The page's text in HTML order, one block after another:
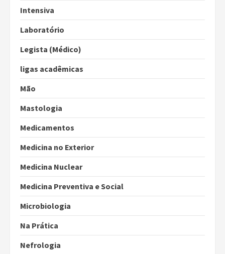
Intensiva
Laboratório
Legista (Médico)
ligas acadêmicas
Mão
Mastologia
Medicamentos
Medicina no Exterior
Medicina Nuclear
Medicina Preventiva e Social
Microbiologia
Na Prática
Nefrologia